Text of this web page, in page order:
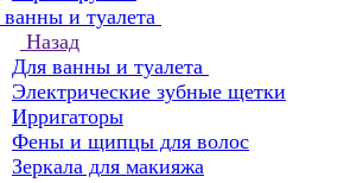
и туалета
Назад
Для ванны и туалета
Электрические зубные щетки
Ирригаторы
Фены и щипцы для волос
Зеркала для макияжа